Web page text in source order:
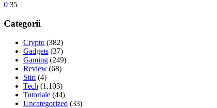
0 35
Categorii
Crypto (382)
Gadgets (37)
Gaming (249)
Review (68)
Stiri (4)
Tech (1,103)
Tutoriale (44)
Uncategorized (33)